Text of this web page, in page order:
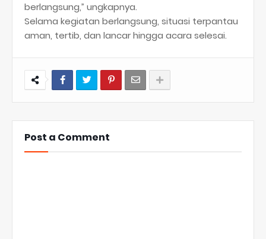
berlangsung,” ungkapnya.
Selama kegiatan berlangsung, situasi terpantau
aman, tertib, dan lancar hingga acara selesai.
Post a Comment